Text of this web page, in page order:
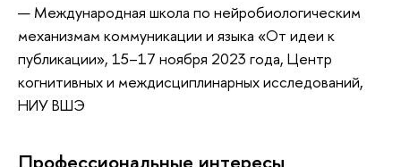
Международная школа по нейробиологическим
механизмам коммуникации и языка «От идеи к
публикации», 15–17 ноября 2023 года, Центр
когнитивных и междисциплинарных исследований,
НИУ ВШЭ